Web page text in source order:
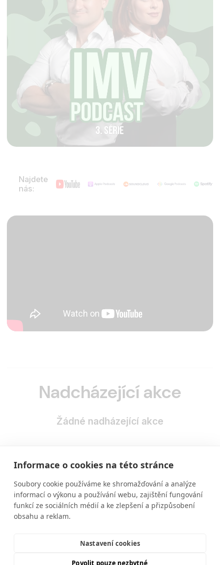
Informace o cookies na této stránce
Soubory cookie používáme ke shromažďování a analýze
informací o výkonu a používání webu, zajištění fungování
funkcí ze sociálních médií a ke zlepšení a přizpůsobení
obsahu a reklam.
Nastavení cookies
Povolit pouze nezbytné
Najdete
nás:
Nadcházející akce
Žádné nadházející akce